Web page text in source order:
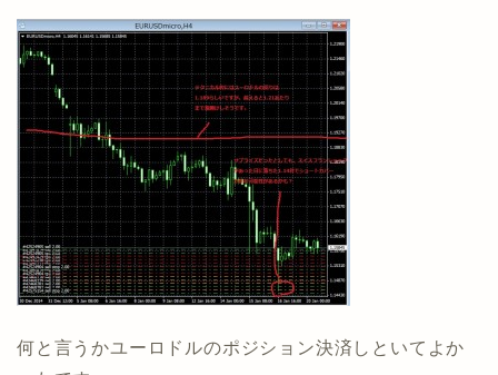
何と言うかユーロドルのポジション決済しといてよか